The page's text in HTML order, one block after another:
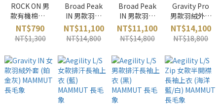
ROCK ON 男
款有機棉短T
藍綠 Black
Diamond 美
國
NT$790
NT$1,300
Broad Peak
IN 男款羽絨
外套 (薄荷綠/
黑) MAMMUT
長毛象
NT$11,100
NT$14,800
Broad Peak
IN 男款羽絨
外套 (藍黑)
MAMMUT 長
毛象
NT$11,100
NT$14,800
Gravity Pro
男款羽絨外套
(深沙褐/黑)
MAMMUT 長
毛象
NT$14,100
NT$18,800